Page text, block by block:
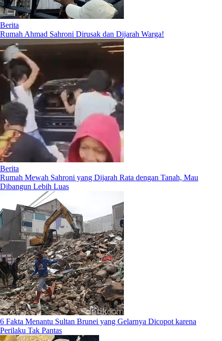
Berita
Rumah Ahmad Sahroni Dirusak dan Dijarah Warga!
Berita
Rumah Mewah Sahroni yang Dijarah Rata dengan Tanah, Mau
Dibangun Lebih Luas
6 Fakta Menantu Sultan Brunei yang Gelarnya Dicopot karena
Perilaku Tak Pantas